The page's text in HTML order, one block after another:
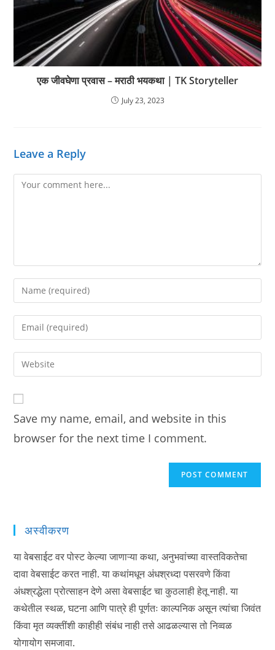
एक जीवघेणा प्रवास – मराठी भयकथा | TK Storyteller
July 23, 2023
Leave a Reply
Comment
Enter
your
name
comment
Enter
your
email
address
Enter
your
URL
(optional)
Save my name, email, and website in this
browser for the next time I comment.
अस्वीकरण
या वेबसाईट वर पोस्ट केल्या जाणाऱ्या कथा, अनुभवांच्या वास्तविकतेचा
दावा वेबसाईट करत नाही. या कथांमधून अंधश्रध्दा पसरवणे किंवा
अंधश्रद्धेला प्रोत्साहन देणे असा वेबसाईट चा कुठलाही हेतू नाही. या
कथेतील स्थळ, घटना आणि पात्रे ही पूर्णतः काल्पनिक असून त्यांचा जिवंत
किंवा मृत व्यक्तींशी काहीही संबंध नाही तसे आढळल्यास तो निव्वळ
योगायोग समजावा.